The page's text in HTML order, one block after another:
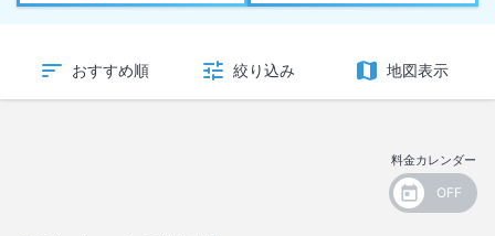
おすすめ順 絞り込み 地図表示
料金カレンダー